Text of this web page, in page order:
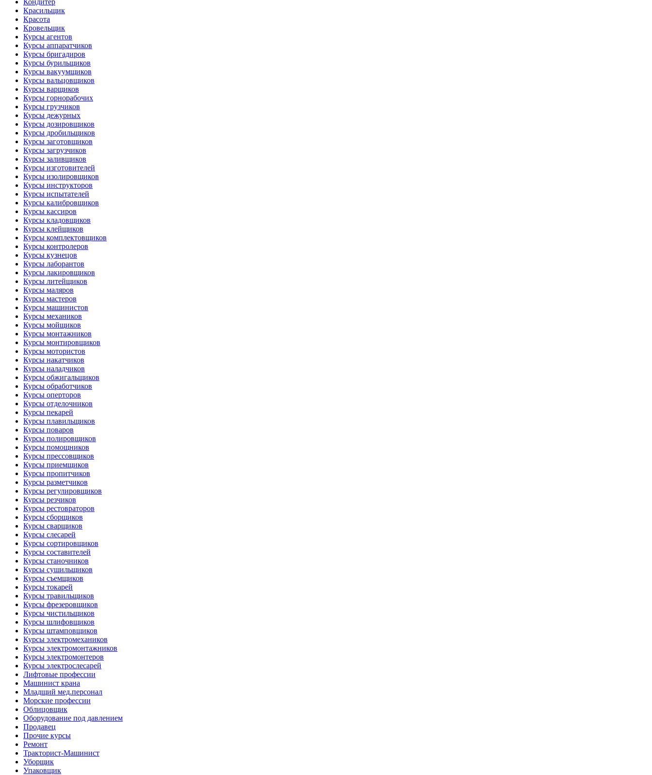
Кондитер
Красильщик
Красота
Кровельщик
Курсы агентов
Курсы аппаратчиков
Курсы бригадиров
Курсы бурильщиков
Курсы вакуумщиков
Курсы вальцовщиков
Курсы варщиков
Курсы горнорабочих
Курсы грузчиков
Курсы дежурных
Курсы дозировщиков
Курсы дробильщиков
Курсы заготовщиков
Курсы загрузчиков
Курсы заливщиков
Курсы изготовителей
Курсы изолировщиков
Курсы инструкторов
Курсы испытателей
Курсы калибровщиков
Курсы кассиров
Курсы кладовщиков
Курсы клейщиков
Курсы комплектовщиков
Курсы контролеров
Курсы кузнецов
Курсы лаборантов
Курсы лакировщиков
Курсы литейщиков
Курсы маляров
Курсы мастеров
Курсы машинистов
Курсы механиков
Курсы мойщиков
Курсы монтажников
Курсы монтировщиков
Курсы мотористов
Курсы накатчиков
Курсы наладчиков
Курсы обжигальщиков
Курсы обработчиков
Курсы оперторов
Курсы отделочников
Курсы пекарей
Курсы плавильщиков
Курсы поваров
Курсы полировщиков
Курсы помощников
Курсы прессовщиков
Курсы приемщиков
Курсы пропитчиков
Курсы разметчиков
Курсы регулировщиков
Курсы резчиков
Курсы рестовраторов
Курсы сборщиков
Курсы сварщиков
Курсы слесарей
Курсы сортировщиков
Курсы составителей
Курсы станочников
Курсы сушильщиков
Курсы съемщиков
Курсы токарей
Курсы травильщиков
Курсы фрезеровщиков
Курсы чистильщиков
Курсы шлифовщиков
Курсы штамповщиков
Курсы электромехаников
Курсы электромонтажников
Курсы электромонтеров
Курсы электрослесарей
Лифтовые профессии
Машинист крана
Младщий мед.персонал
Морские профессии
Облицовщик
Оборудование под давлением
Продавец
Прочие курсы
Ремонт
Тракторист-Машинист
Уборщик
Упаковщик